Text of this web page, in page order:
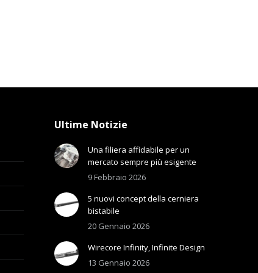
Ultime Notizie
Una filiera affidabile per un
mercato sempre più esigente
9 Febbraio 2026
5 nuovi concept della cerniera
bistabile
20 Gennaio 2026
Wirecore Infinity, Infinite Design
13 Gennaio 2026